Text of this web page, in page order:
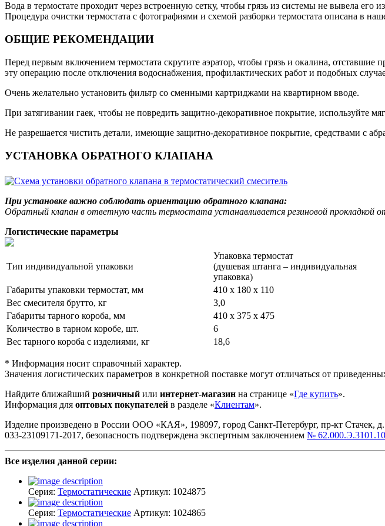
Вода в термостате проходит через встроенную сетку, чтобы грязь из системы не вывела
Процедура очистки термостата с фотографиями и схемой разборки термостата описана в
ОБЩИЕ РЕКОМЕНДАЦИИ
Перед первым включением термостата скрутите аэратор, чтобы грязь и окалина,
эту операцию после отключения водоснабжения, профилактических работ и подобных
Очень желательно установить фильтр со сменными картриджами на квартирном вводе.
При затягивании гаек, чтобы не повредить защитно-декоративное покрытие, используйте
Не разрешается чистить детали, имеющие защитно-декоративное покрытие, средствами с
УСТАНОВКА ОБРАТНОГО КЛАПАНА
При установке важно соблюдать ориентацию обратного клапана:
Обратный клапан в ответную часть термостата устанавливается резиновой прокладкой
Логистические параметры
Тип индивидуальной упаковки
Упаковка термостат
(душевая штанга – индивидуальная
упаковка)
Габариты упаковки термостат, мм
410 х 180 х 110
Вес смесителя брутто, кг
3,0
Габариты тарного короба, мм
410 х 375 х 475
Количество в тарном коробе, шт.
6
Вес тарного короба с изделиями, кг
18,6
* Информация носит справочный характер.
Значения логистических параметров в конкретной поставке могут отличаться от
Найдите ближайший розничный или интернет-магазин на странице «Где купить».
Информация для оптовых покупателей в разделе «Клиентам».
Изделие произведено в России ООО «КАЯ», 198097, город Санкт-Петербург, пр-кт Стачек,
033-23109171-2017, безопасность подтверждена экспертным заключением №
Все изделия данной серии:
Серия: Термостатические Артикул: 1024875
Серия: Термостатические Артикул: 1024865